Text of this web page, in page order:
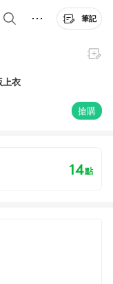
筆記
上衣
搶購
14點